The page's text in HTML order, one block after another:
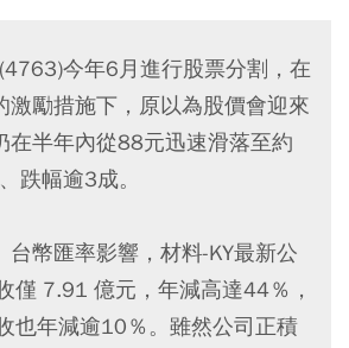
今年6月進行股票分割，在
激勵措施下，原以為股價會迎來
在半年內從88元迅速滑落至約
跌幅逾3成。
台幣匯率影響，材料-KY最新公
僅 7.91 億元，年減高達44％，
也年減逾10％。雖然公司正積